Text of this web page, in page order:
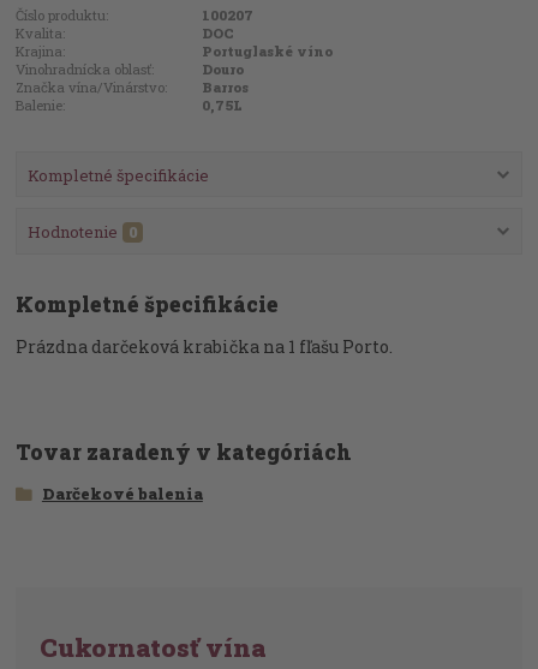
Číslo produktu:
100207
Kvalita:
DOC
Krajina:
Portuglaské víno
Vinohradnícka oblasť:
Douro
Značka vína/Vinárstvo:
Barros
Balenie:
0,75L
Kompletné špecifikácie
Hodnotenie 0
Kompletné špecifikácie
Prázdna darčeková krabička na 1 fľašu Porto.
Tovar zaradený v kategóriách
Darčekové balenia
Cukornatosť vína